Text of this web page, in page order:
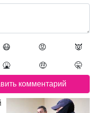
😷 😡 👿
🤮 🤑 🤫